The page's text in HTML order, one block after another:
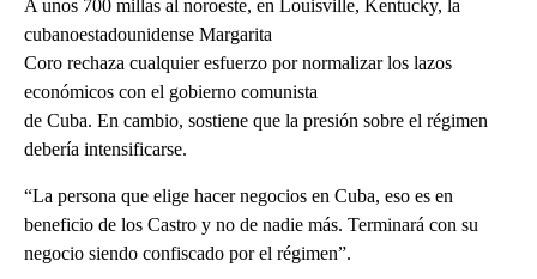
A unos 700 millas al noroeste, en Louisville, Kentucky, la
cubanoestadounidense Margarita
Coro rechaza cualquier esfuerzo por normalizar los lazos
económicos con el gobierno comunista
de Cuba. En cambio, sostiene que la presión sobre el régimen
debería intensificarse.
“La persona que elige hacer negocios en Cuba, eso es en
beneficio de los Castro y no de nadie más. Terminará con su
negocio siendo confiscado por el régimen”.